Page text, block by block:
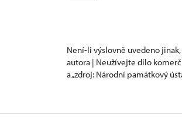
Není-li výslovně uvedeno
autora | Neužívejte dílo
a „zdroj: Národní památkový